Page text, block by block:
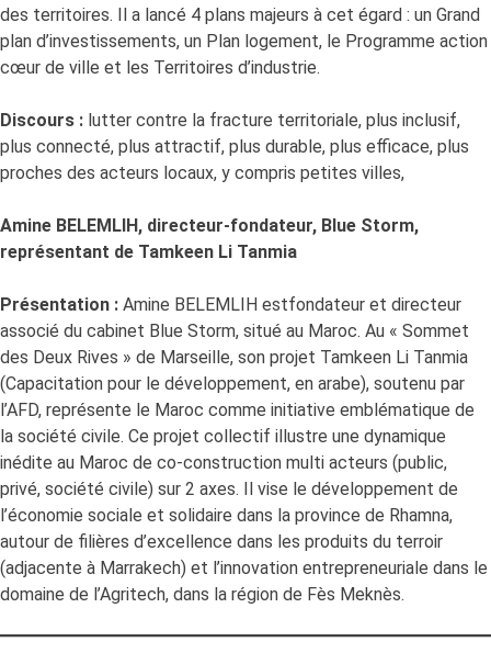
des territoires. Il a lancé 4 plans majeurs à cet égard : un Grand
plan d’investissements, un Plan logement, le Programme action
cœur de ville et les Territoires d’industrie.
Discours : lutter contre la fracture territoriale, plus inclusif,
plus connecté, plus attractif, plus durable, plus efficace, plus
proches des acteurs locaux, y compris petites villes,
Amine BELEMLIH, directeur-fondateur, Blue Storm,
représentant de Tamkeen Li Tanmia
Présentation : Amine BELEMLIH estfondateur et directeur
associé du cabinet Blue Storm, situé au Maroc. Au « Sommet
des Deux Rives » de Marseille, son projet Tamkeen Li Tanmia
(Capacitation pour le développement, en arabe), soutenu par
l’AFD, représente le Maroc comme initiative emblématique de
la société civile. Ce projet collectif illustre une dynamique
inédite au Maroc de co-construction multi acteurs (public,
privé, société civile) sur 2 axes. Il vise le développement de
l’économie sociale et solidaire dans la province de Rhamna,
autour de filières d’excellence dans les produits du terroir
(adjacente à Marrakech) et l’innovation entrepreneuriale dans le
domaine de l’Agritech, dans la région de Fès Meknès.